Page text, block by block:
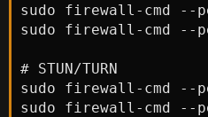
sudo firewall-cmd --
sudo firewall-cmd --
# STUN/TURN
sudo firewall-cmd --
sudo firewall-cmd --